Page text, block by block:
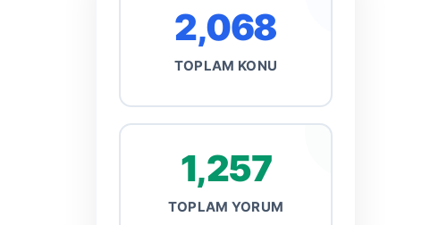
2,068
TOPLAM KONU
1,257
TOPLAM YORUM